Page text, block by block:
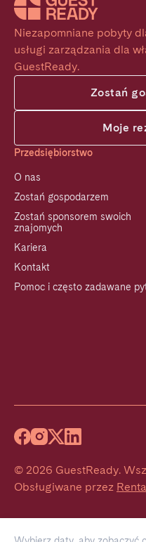
Niezapomniane pobyty
usługi zarządzania dla
GuestReady.
Zostań
Moje
Przedsiębiorstwo
O nas
Zostań gospodarzem
Zostań sponsorem swoich
znajomych
Kariera
Kontakt
Pomoc i często zadawane
© 2026 GuestReady.
Obsługiwane przez